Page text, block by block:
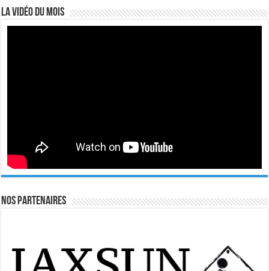
La vidéo du mois
Nos Partenaires